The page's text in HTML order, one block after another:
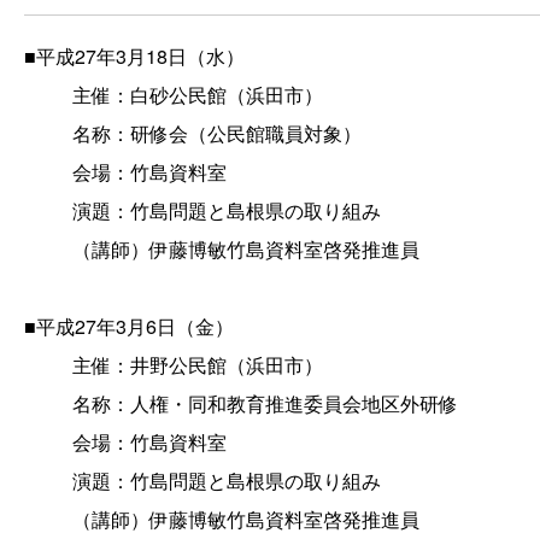
■平成27年3月18日（水）
主催：白砂公民館（浜田市）
名称：研修会（公民館職員対象）
会場：竹島資料室
演題：竹島問題と島根県の取り組み
（講師）伊藤博敏竹島資料室啓発推進員
■平成27年3月6日（金）
主催：井野公民館（浜田市）
名称：人権・同和教育推進委員会地区外研修
会場：竹島資料室
演題：竹島問題と島根県の取り組み
（講師）伊藤博敏竹島資料室啓発推進員